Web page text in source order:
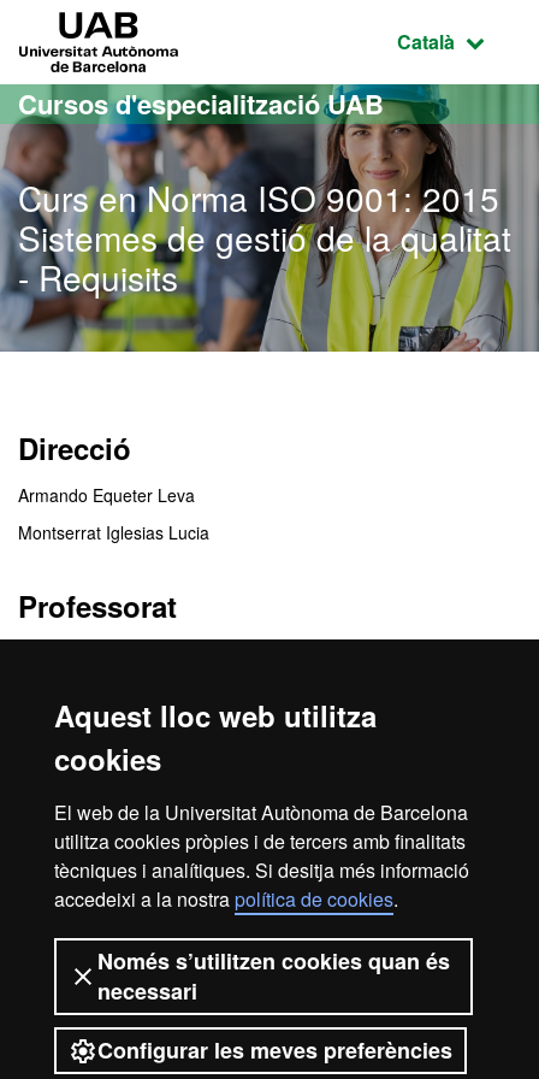
Aquest lloc web utilitza
cookies
El web de la Universitat Autònoma de Barcelona
utilitza cookies pròpies i de tercers amb finalitats
tècniques i analítiques. Si desitja més informació
accedeixi a la nostrapolítica de cookies.
Només s’utilitzen cookies quan és
necessari
Configurar les meves preferències
Ves al contingut principal
Ves a la navegació de la pàgina
Idioma
Català
Cursos d'especialització UAB
Curs en Norma ISO 9001: 2015
Sistemes de gestió de la qualitat
- Requisits
Direcció
Armando Equeter Leva
Montserrat Iglesias Lucia
Professorat
Jordi Tarragó Medialdea
Centres responsables
FUAB Formació. Prevenció i Seguretat Integral
Inici Avís legal
Protecció de dades
Sobre el web
2026 Universitat Autònoma de